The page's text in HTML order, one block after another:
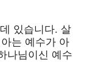
있습니다. 살
는 예수가 아
나님이신 예수